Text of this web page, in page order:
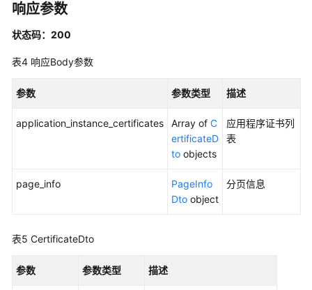
签
理
应
分
响应参数
状态码：200
表4 响应Body参数
参数 参数类型 描述
application_instance_certificates Array of C
ertificateD
to objects
应用程序证书列
表
page_info
PageInfo
Dto object
分页信息
表5 CertificateDto
参数 参数类型 描述